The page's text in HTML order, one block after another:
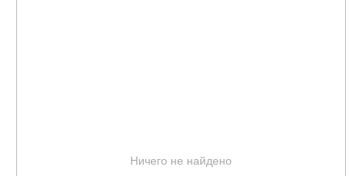
Ничего не найдено